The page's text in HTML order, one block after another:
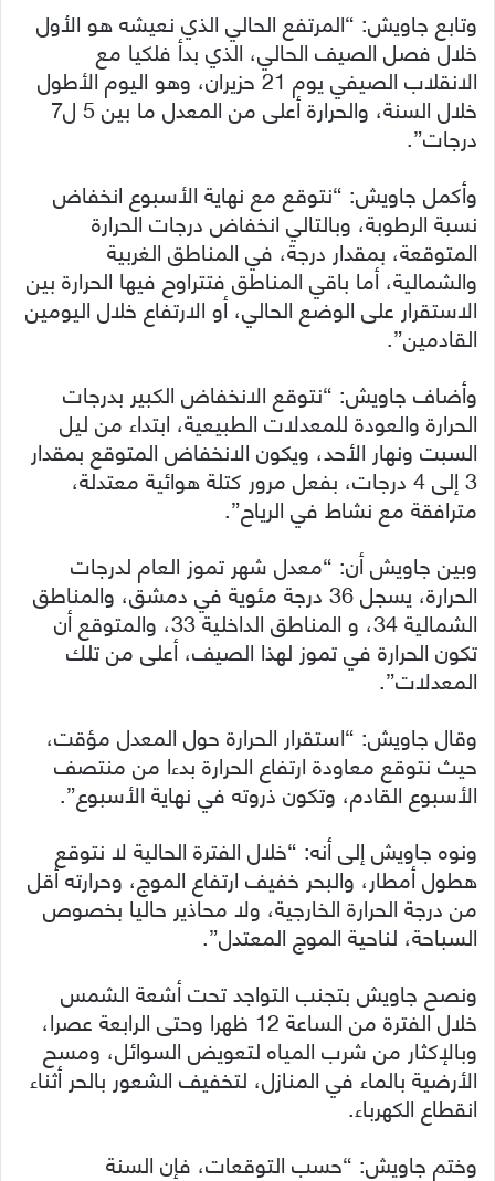
وتابع جاويش: “المرتفع الحالي الذي نعيشه هو الأول
خلال فصل الصيف الحالي، الذي بدأ فلكيا مع
الانقلاب الصيفي يوم 21 حزيران، وهو اليوم الأطول
خلال السنة، والحرارة أعلى من المعدل ما بين 5 ل7
درجات”.
وأكمل جاويش: “نتوقع مع نهاية الأسبوع انخفاض
نسبة الرطوبة، وبالتالي انخفاض درجات الحرارة
المتوقعة، بمقدار درجة، في المناطق الغربية
والشمالية، أما باقي المناطق فتتراوح فيها الحرارة بين
الاستقرار على الوضع الحالي، أو الارتفاع خلال اليومين
القادمين”.
وأضاف جاويش: “نتوقع الانخفاض الكبير بدرجات
الحرارة والعودة للمعدلات الطبيعية، ابتداء من ليل
السبت ونهار الأحد، ويكون الانخفاض المتوقع بمقدار
3 إلى 4 درجات، بفعل مرور كتلة هوائية معتدلة،
مترافقة مع نشاط في الرياح”.
وبين جاويش أن: “معدل شهر تموز العام لدرجات
الحرارة، يسجل 36 درجة مئوية في دمشق، والمناطق
الشمالية 34، و المناطق الداخلية 33، والمتوقع أن
تكون الحرارة في تموز لهذا الصيف، أعلى من تلك
المعدلات”.
وقال جاويش: “استقرار الحرارة حول المعدل مؤقت،
حيث نتوقع معاودة ارتفاع الحرارة بدءا من منتصف
الأسبوع القادم، وتكون ذروته في نهاية الأسبوع”.
ونوه جاويش إلى أنه: “خلال الفترة الحالية لا نتوقع
هطول أمطار، والبحر خفيف ارتفاع الموج، وحرارته أقل
من درجة الحرارة الخارجية، ولا محاذير حاليا بخصوص
السباحة، لناحية الموج المعتدل”.
ونصح جاويش بتجنب التواجد تحت أشعة الشمس
خلال الفترة من الساعة 12 ظهرا وحتى الرابعة عصرا،
وبالإكثار من شرب المياه لتعويض السوائل، ومسح
الأرضية بالماء في المنازل، لتخفيف الشعور بالحر أثناء
انقطاع الكهرباء.
وختم جاويش: “حسب التوقعات، فإن السنة